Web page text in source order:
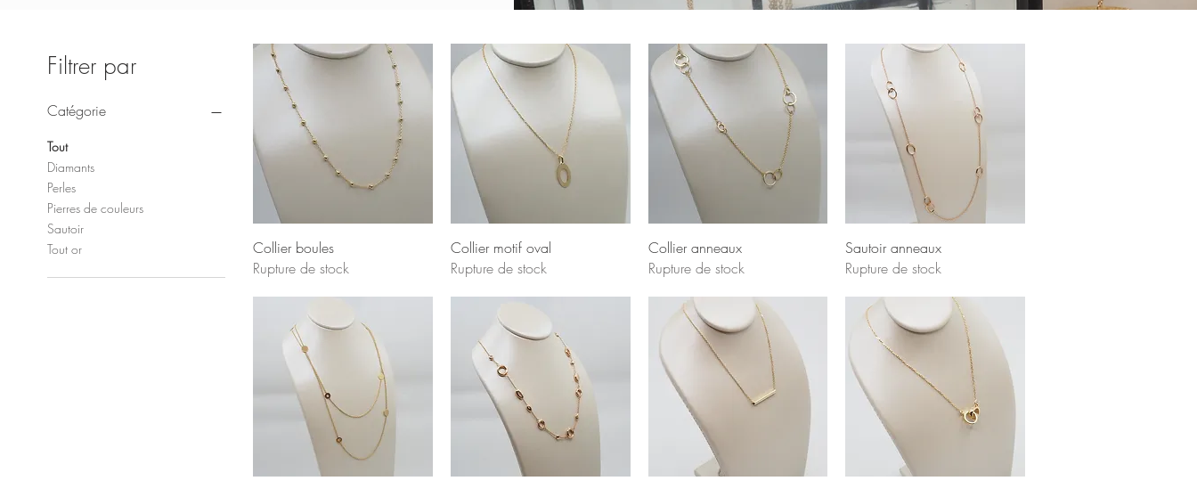
Filtrer par
Catégorie
Tout
Diamants
Perles
Pierres de couleurs
Sautoir
Tout or
Collier boules
Rupture de stock
Collier motif oval
Rupture de stock
Collier anneaux
Rupture de stock
Sautoir anneaux
Rupture de stock